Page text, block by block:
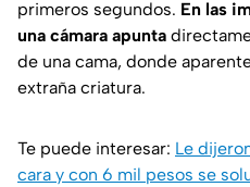
primeros segundos. En las
una cámara apunta
de una cama, donde
extraña criatura.
Te puede interesar: Le
cara y con 6 mil pesos se